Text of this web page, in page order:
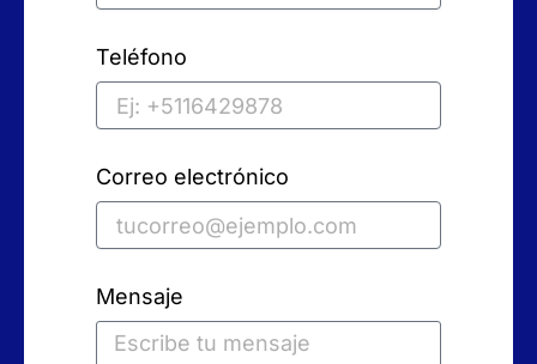
Teléfono
Correo electrónico
Mensaje